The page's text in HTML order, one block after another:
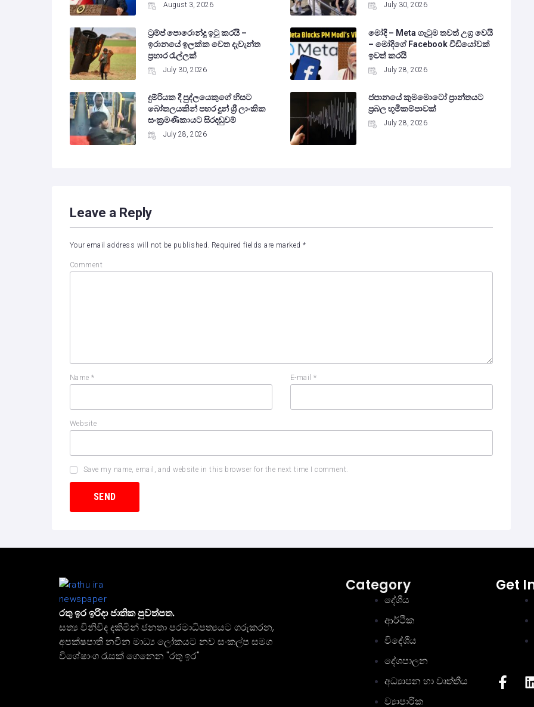
August 3, 2026 July 30, 2026
ට්‍රම්ප් පොරොන්දු ඉටු කරයි –
ඉරානයේ ඉලක්ක වෙත දැවැන්ත
ප්‍රහාර රැල්ලක්
July 30, 2026
මෝදි – Meta ගැටුම තවත් උග්‍ර වෙයි
– මෝදිගේ Facebook වීඩියෝවක්
ඉවත් කරයි
July 28, 2026
දුම්රියක දී පුද්ලයෙකුගේ හිසට
බෝතලයකින් පහර දුන් ශ්‍රී ලාංකික
සංක්‍රමණිකායට සිරදඬුවම්
July 28, 2026
ජපානයේ කුමමොටෝ ප්‍රාන්තයට
ප්‍රබල භූමිකම්පාවක්
July 28, 2026
Leave a Reply
Your email address will not be published. Required fields are marked*
Comment
Name* E-mail*
Website
Save my name, email, and website in this browser for the next time I comment.
රතු ඉර ඉරිදා ජාතික පුවත්පත.
සත්‍ය විනිවිද දකිමින් ජනතා පරමාධිපත්‍යයට ගරුකරන,
අපක්ෂපාතී නවීන මාධ්‍ය ලෝකයට නව සංකල්ප සමග
විශේෂාංග රැසක් ගෙනෙන "රතු ඉර"
Get
Category
දේශීය
ආර්ථික
විදේශීය
දේශපාලන
අධ්‍යාපන හා වෘත්තීය
ව්‍යාපාරික